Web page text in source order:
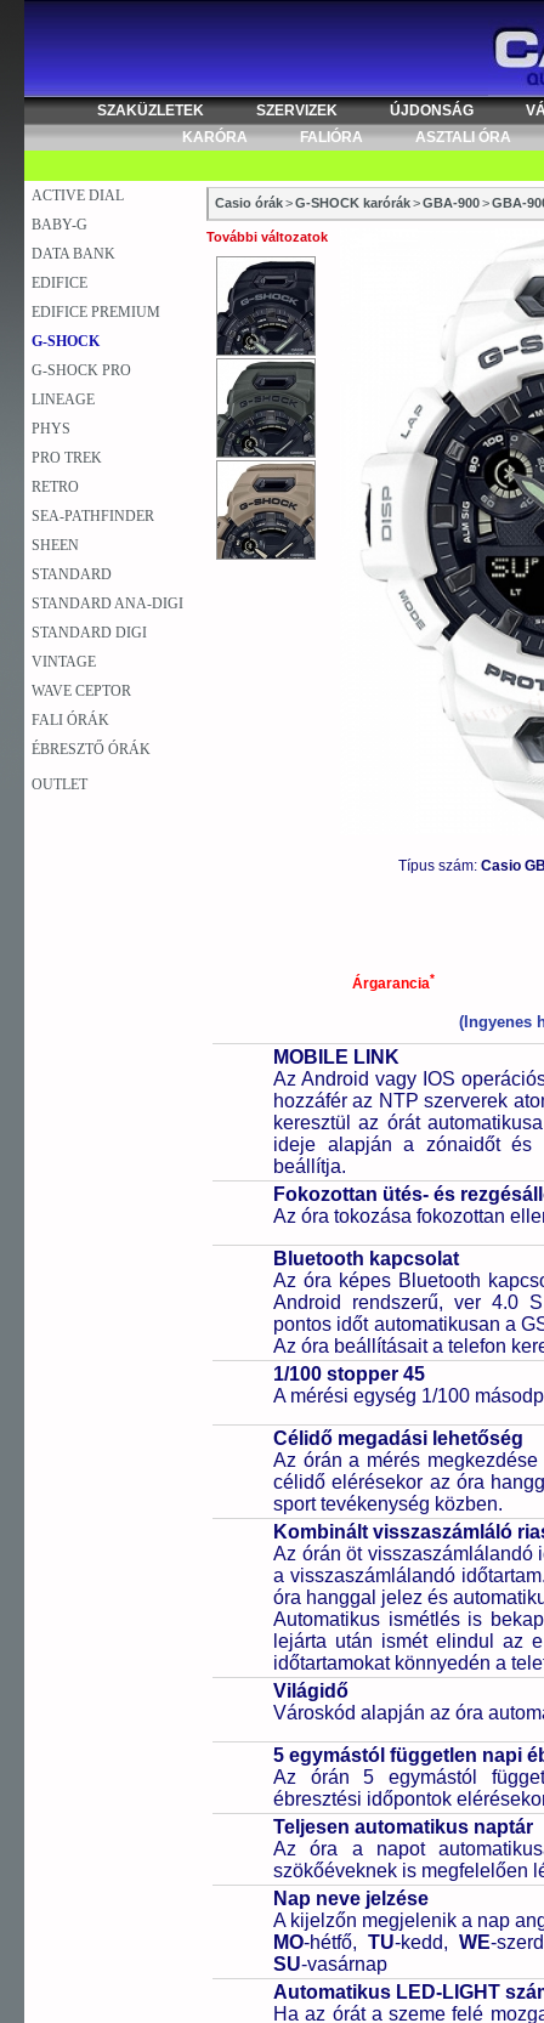
SZAKÜZLETEK SZERVIZEK ÚJDONSÁG
KARÓRA
FALIÓRA ASZTALI ÓRA
ACTIVE DIAL
BABY-G
DATA BANK
EDIFICE
EDIFICE PREMIUM
G-SHOCK
G-SHOCK PRO
LINEAGE
PHYS
PRO TREK
RETRO
SEA-PATHFINDER
SHEEN
STANDARD
STANDARD ANA-DIGI
STANDARD DIGI
VINTAGE
WAVE CEPTOR
FALI ÓRÁK
ÉBRESZTŐ ÓRÁK
OUTLET
Casio órák>G-SHOCK karórák>GBA-900>GBA-
További változatok
Típus szám: Casio
Árgarancia*
(Ingyenes
MOBILE LINK
Az Android vagy IOS
hozzáfér az NTP szerverek
keresztül az órát
ideje alapján a zónaidőt és
beállítja.
Fokozottan ütés- és
Az óra tokozása fokozottan
Bluetooth kapcsolat
Az óra képes Bluetooth
Android rendszerű, ver 4.0
pontos időt automatikusan a
Az óra beállításait a telefon
1/100 stopper 45
A mérési egység 1/100
Célidő megadási lehetőség
Az órán a mérés
célidő elérésekor az óra
sport tevékenység közben.
Kombinált visszaszámláló
Az órán öt visszaszámlálandó
a visszaszámlálandó
óra hanggal jelez és
Automatikus ismétlés is
lejárta után ismét elindul az
időtartamokat könnyedén a
Világidő
Városkód alapján az óra
5 egymástól független napi
Az órán 5 egymástól
ébresztési időpontok
Teljesen automatikus naptár
Az óra a napot
szökőéveknek is megfelelően
Nap neve jelzése
A kijelzőn megjelenik a nap
MO-hétfő,TU-kedd,WE-
SU-vasárnap
Automatikus LED-LIGHT
Ha az órát a szeme felé